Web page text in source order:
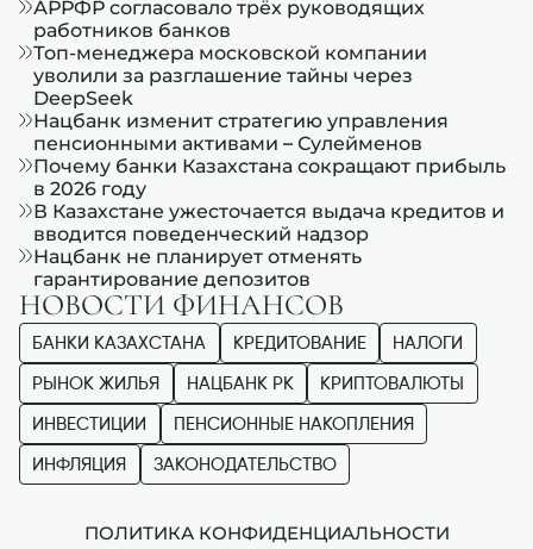
АРРФР согласовало трёх руководящих
работников банков
Топ-менеджера московской компании
уволили за разглашение тайны через
DeepSeek
Нацбанк изменит стратегию управления
пенсионными активами – Сулейменов
Почему банки Казахстана сокращают прибыль
в 2026 году
В Казахстане ужесточается выдача кредитов и
вводится поведенческий надзор
Нацбанк не планирует отменять
гарантирование депозитов
НОВОСТИ ФИНАНСОВ
БАНКИ КАЗАХСТАНА КРЕДИТОВАНИЕ НАЛОГИ
РЫНОК ЖИЛЬЯ НАЦБАНК РК КРИПТОВАЛЮТЫ
ИНВЕСТИЦИИ ПЕНСИОННЫЕ НАКОПЛЕНИЯ
ИНФЛЯЦИЯ ЗАКОНОДАТЕЛЬСТВО
ПОЛИТИКА КОНФИДЕНЦИАЛЬНОСТИ